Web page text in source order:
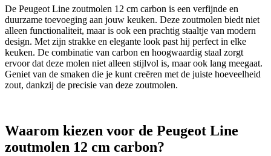
De Peugeot Line zoutmolen 12 cm carbon is een verfijnde en
duurzame toevoeging aan jouw keuken. Deze zoutmolen biedt niet
alleen functionaliteit, maar is ook een prachtig staaltje van modern
design. Met zijn strakke en elegante look past hij perfect in elke
keuken. De combinatie van carbon en hoogwaardig staal zorgt
ervoor dat deze molen niet alleen stijlvol is, maar ook lang meegaat.
Geniet van de smaken die je kunt creëren met de juiste hoeveelheid
zout, dankzij de precisie van deze zoutmolen.
Waarom kiezen voor de Peugeot Line
zoutmolen 12 cm carbon?